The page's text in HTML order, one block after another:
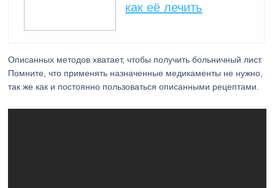
как её лечить
Описанных методов хватает, чтобы получить больничный лист.
Помните, что применять назначенные медикаменты не нужно,
так же как и постоянно пользоваться описанными рецептами.